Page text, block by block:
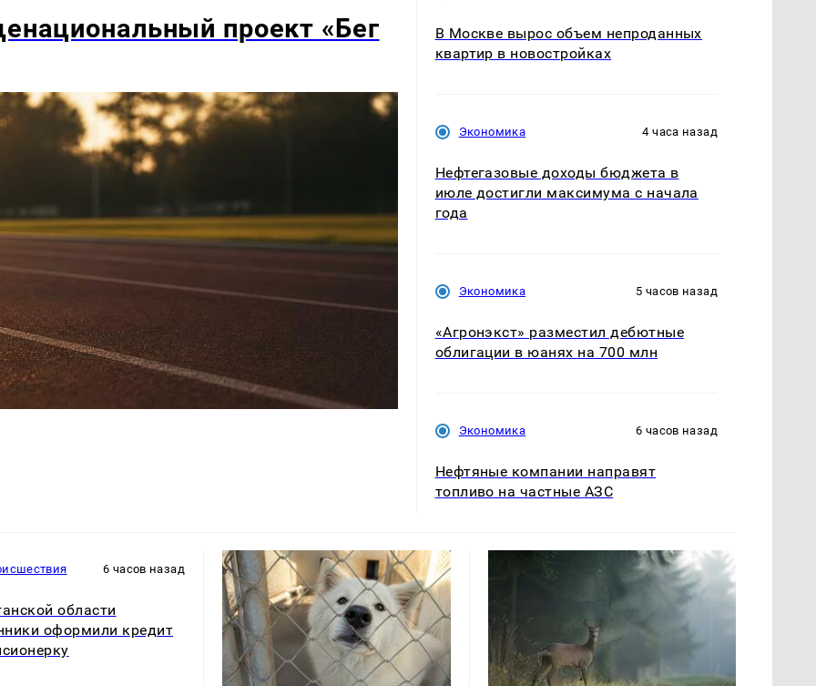
проект «Бег
В Москве вырос объем непроданных
квартир в новостройках
Экономика 4 часа назад
Нефтегазовые доходы бюджета в
июле достигли максимума с начала
года
Экономика 5 часов назад
«Агронэкст» разместил дебютные
облигации в юанях на 700 млн
Экономика 6 часов назад
Нефтяные компании направят
топливо на частные АЗС
6 часов назад
области
оформили кредит